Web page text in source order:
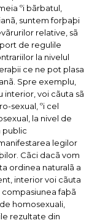
ºi bãrbatul,
suntem forþaþi
relative, sã
de regulile
la nivelul
ce ne pot plasa
Spre exemplu,
interior, voi cãuta sã
sexual, ºi cel
la nivel de
public
legilor
Cãci dacã vom
ordinea naturalã a
interior voi cãuta
faþã
homosexuali,
rezultate din